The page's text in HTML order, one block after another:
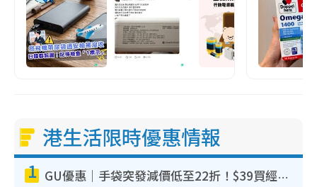
港生活限時優惠情報
1 GU優惠｜手袋突發減價低至22折！$39買經典波士頓包/餃子袋！飾物同步減價$29起！